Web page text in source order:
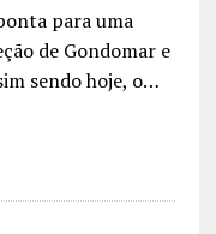
para uma
de Gondomar e
sendo hoje, o…